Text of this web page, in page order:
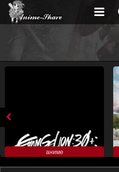
аниме